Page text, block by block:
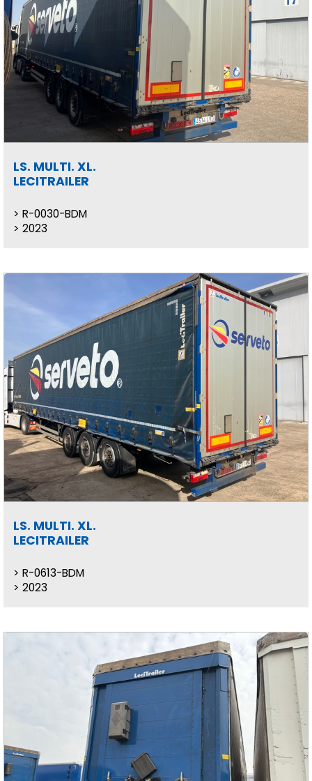
LS. MULTI. XL.
LECITRAILER
R-0030-BDM
2023
LS. MULTI. XL.
LECITRAILER
R-0613-BDM
2023